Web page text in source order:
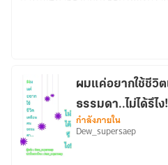
ผมแค่อยากใช้ชีวิ
ธรรมดา..ไม่ได้รึไง!
กำลังภายใน
Dew_supersaep